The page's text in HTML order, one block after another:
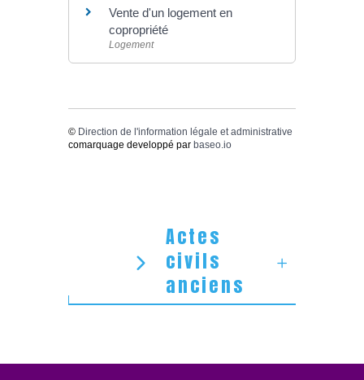
Vente d'un logement en
copropriété
Logement
© Direction de l'information légale et administrative
comarquage developpé par baseo.io
Actes
civils
anciens